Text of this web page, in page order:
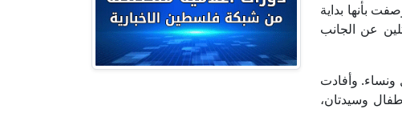
بأنها بداية
عن الجانب
ونساء. وأفادت
بأن غارة استهدفت بلدة عربصاليم في قضاء النبطية أدت إلى مقتل 6 أشخاص، بينهم 3 أطفال وسيدتان،